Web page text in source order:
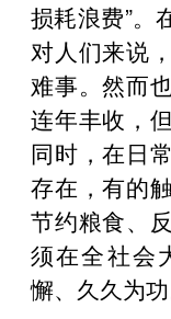
损耗浪费”。
对人们来说
难事。然而
连年丰收，
同时，在日
存在，有的
节约粮食、
须在全社会
懈、久久为功